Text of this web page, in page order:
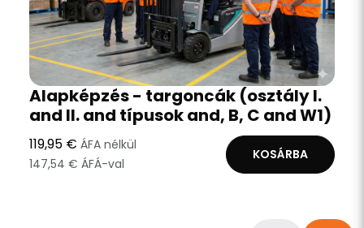
Alapképzés - targoncák (osztály I.
and II. and típusok and, B, C and W1)
119,95 € ÁFA nélkül
147,54 € ÁFÁ-val
KOSÁRBA